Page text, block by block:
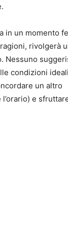
in un momento
rivolgerà
Nessuno
condizioni
un altro
e